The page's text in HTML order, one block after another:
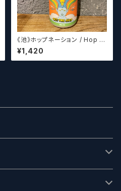
《池》ホップネーション / Hop N
ation Get The Gist
¥1,420
ーイング